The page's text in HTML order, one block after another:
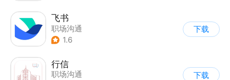
飞书
职场沟通
1.6
下载
行信
职场沟通
下载